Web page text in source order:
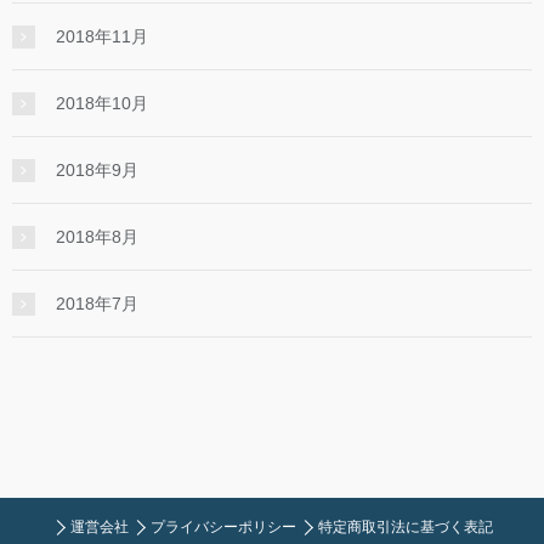
2018年11月
2018年10月
2018年9月
2018年8月
2018年7月
運営会社 プライバシーポリシー 特定商取引法に基づく表記